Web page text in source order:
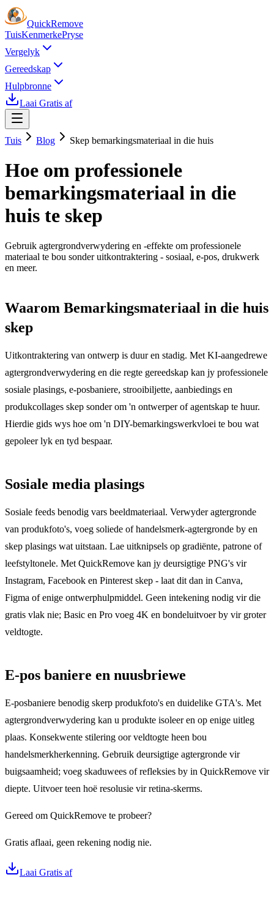
QuickRemove
TuisKenmerkePryse
Vergelyk
Gereedskap
Hulpbronne
Laai Gratis af
Tuis Blog Skep bemarkingsmateriaal in die huis
Hoe om professionele
bemarkingsmateriaal in die
huis te skep
Gebruik agtergrondverwydering en -effekte om professionele
materiaal te bou sonder uitkontraktering - sosiaal, e-pos, drukwerk
en meer.
Waarom Bemarkingsmateriaal in die huis
skep
Uitkontraktering van ontwerp is duur en stadig. Met KI-aangedrewe
agtergrondverwydering en die regte gereedskap kan jy professionele
sosiale plasings, e-posbaniere, strooibiljette, aanbiedings en
produkcollages skep sonder om 'n ontwerper of agentskap te huur.
Hierdie gids wys hoe om 'n DIY-bemarkingswerkvloei te bou wat
gepoleer lyk en tyd bespaar.
Sosiale media plasings
Sosiale feeds benodig vars beeldmateriaal. Verwyder agtergronde
van produkfoto's, voeg soliede of handelsmerk-agtergronde by en
skep plasings wat uitstaan. Lae uitknipsels op gradiënte, patrone of
leefstyltonele. Met QuickRemove kan jy deursigtige PNG's vir
Instagram, Facebook en Pinterest skep - laat dit dan in Canva,
Figma of enige ontwerphulpmiddel. Geen intekening nodig vir die
gratis vlak nie; Basic en Pro voeg 4K en bondeluitvoer by vir groter
veldtogte.
E-pos baniere en nuusbriewe
E-posbaniere benodig skerp produkfoto's en duidelike GTA's. Met
agtergrondverwydering kan u produkte isoleer en op enige uitleg
plaas. Konsekwente stilering oor veldtogte heen bou
handelsmerkherkenning. Gebruik deursigtige agtergronde vir
buigsaamheid; voeg skaduwees of refleksies by in QuickRemove vir
diepte. Uitvoer teen hoë resolusie vir retina-skerms.
Gereed om QuickRemove te probeer?
Gratis aflaai, geen rekening nodig nie.
Laai Gratis af